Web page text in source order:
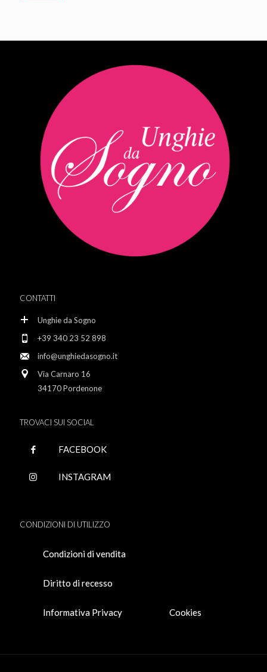
CONTATTI
Unghie da Sogno
+39 340 23 52 898
info@unghiedasogno.it
Via Carnaro 16
34170 Pordenone
TROVACI SUI SOCIAL
FACEBOOK
INSTAGRAM
CONDIZIONI DI UTILIZZO
Condizioni di vendita
Diritto di recesso
Informativa Privacy Cookies